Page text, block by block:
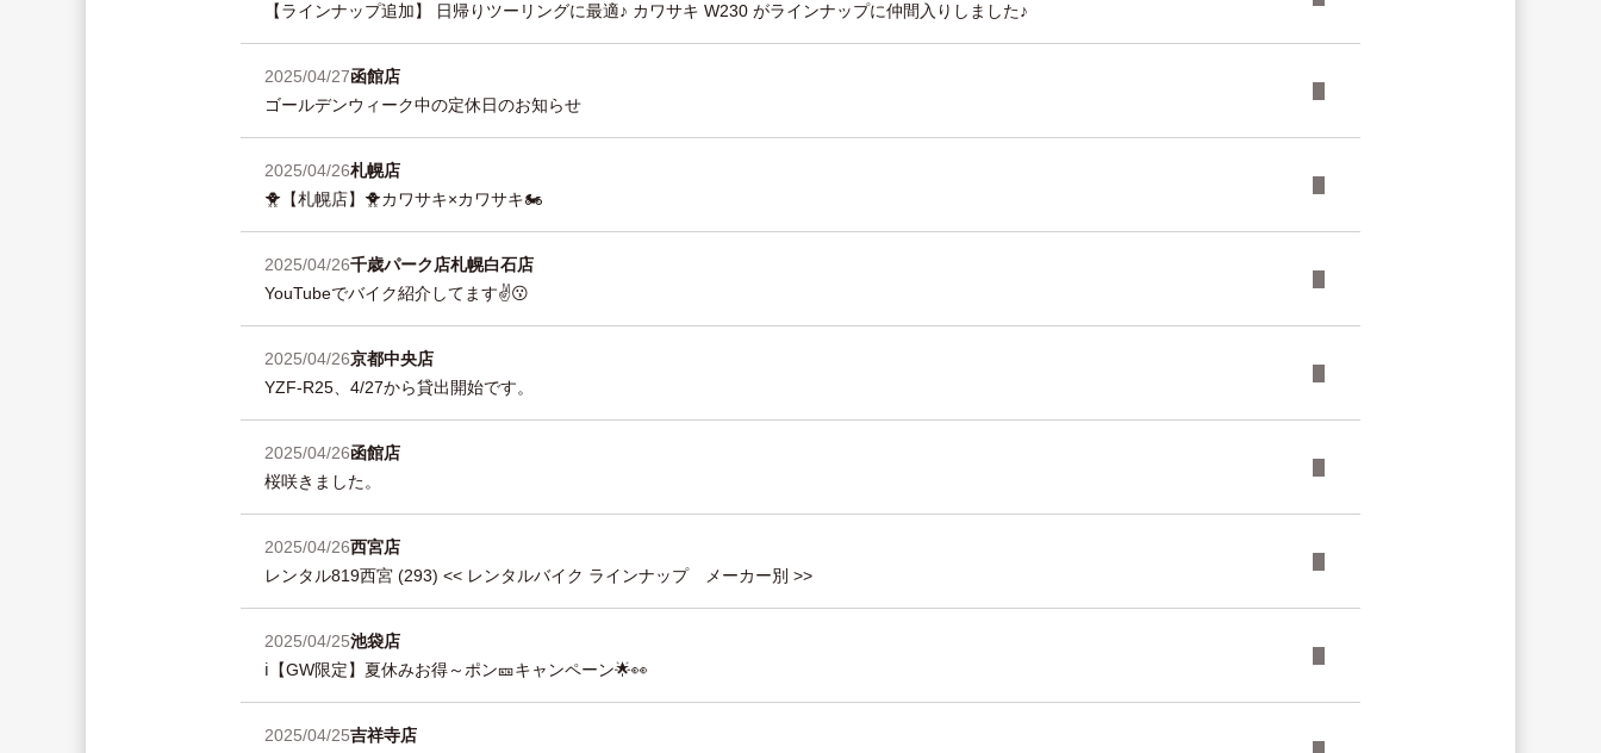
【ラインナップ追加】 日帰りツーリングに最適♪ カワサキ W230 がラインナップに仲間入りしました♪
2025/04/27函館店
ゴールデンウィーク中の定休日のお知らせ
2025/04/26札幌店
🐥【札幌店】🐥カワサキ×カワサキ🏍
2025/04/26千歳パーク店札幌白石店
YouTubeでバイク紹介してます✌️😗
2025/04/26京都中央店
YZF-R25、4/27から貸出開始です。
2025/04/26函館店
桜咲きました。
2025/04/26西宮店
レンタル819西宮 (293) << レンタルバイク ラインナップ メーカー別 >>
2025/04/25池袋店
ℹ️【GW限定】夏休みお得～ポン🎫キャンペーン🌟👀
2025/04/25吉祥寺店